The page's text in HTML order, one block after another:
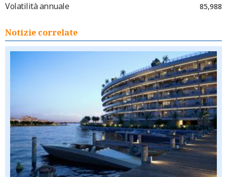
Volatilità annuale 85,988
Notizie correlate